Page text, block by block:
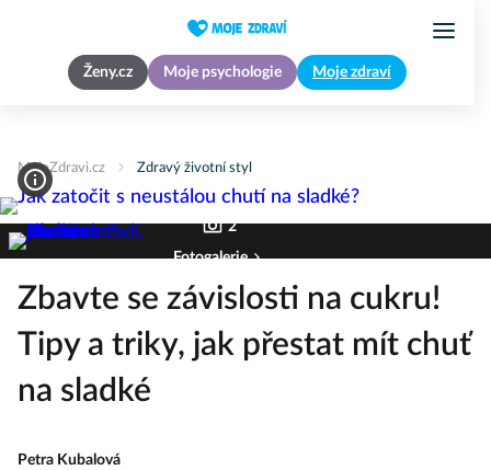
Ženy.cz Moje psychologie Moje zdraví
MojeZdravi.cz Zdravý životní styl
2
Fotogalerie
Zbavte se závislosti na cukru!
Tipy a triky, jak přestat mít chuť
na sladké
Petra Kubalová